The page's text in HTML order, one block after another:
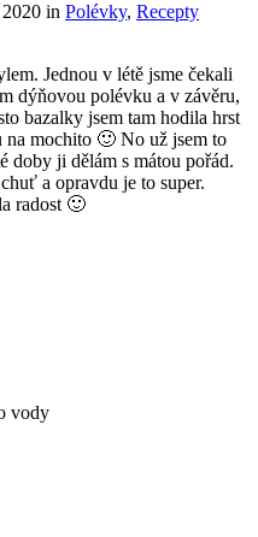
in Polévky, Recepty
Jednou v létě jsme čekali
dýňovou polévku a v závěru,
bazalky jsem tam hodila hrst
na mochito 🙂 No už jsem to
doby ji dělám s mátou pořád.
a opravdu je to super.
radost 🙂
vody